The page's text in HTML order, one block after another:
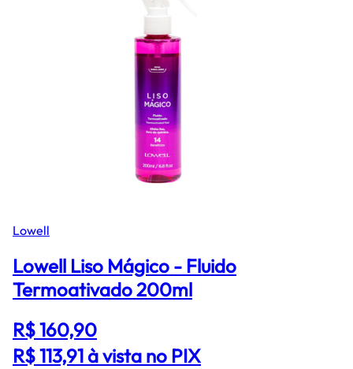
Lowell
Lowell Liso Mágico - Fluido
Termoativado 200ml
R$ 160,90
R$ 113,91à vista no PIX